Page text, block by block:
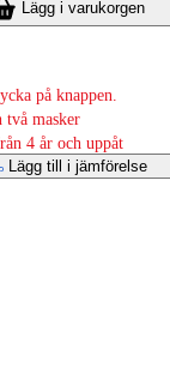
Lägg i varukorgen
på knappen.
två masker
4 år och uppåt
Lägg till i jämförelse